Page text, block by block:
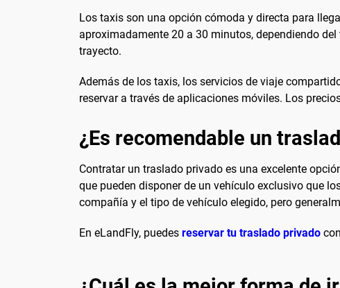
Los taxis son una opción cómoda y directa para
aproximadamente 20 a 30 minutos, dependiendo
trayecto.
Además de los taxis, los servicios de viaje
reservar a través de aplicaciones móviles. Los
¿Es recomendable un
Contratar un traslado privado es una excelente
que pueden disponer de un vehículo exclusivo que
compañía y el tipo de vehículo elegido, pero
En eLandFly, puedes reservar tu traslado privado